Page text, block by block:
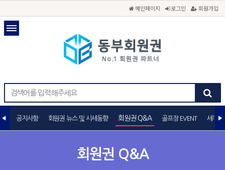
메인페이지 로그인 회원가입
회원권 Q&A
공지사항 회원권 뉴스 및 시세동향 회원권 Q&A 골프장 EVENT 세무상